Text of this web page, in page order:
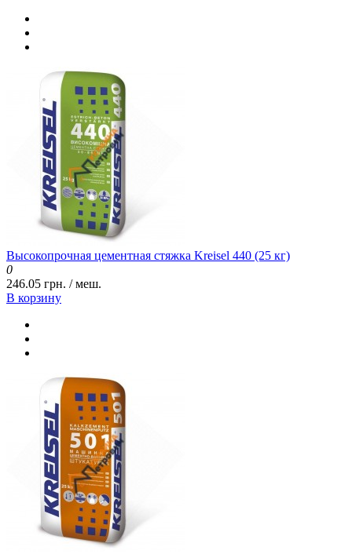
Высокопрочная цементная стяжка Kreisel 440 (25 кг)
0
246.05 грн. / меш.
В корзину